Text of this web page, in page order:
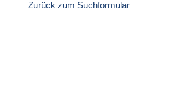
Zurück zum Suchformular